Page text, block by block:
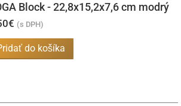
vybrať
Block - 22,8x15,2x7,6 cm modrý
€ (s DPH)
do košíka